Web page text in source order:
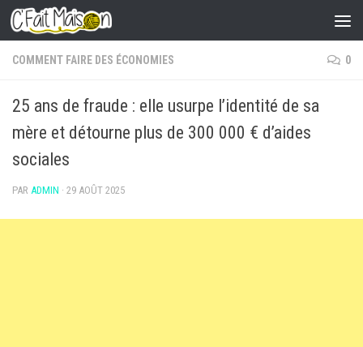
Skip to content
COMMENT FAIRE DES ÉCONOMIES 0
25 ans de fraude : elle usurpe l’identité de sa
mère et détourne plus de 300 000 € d’aides
sociales
PAR ADMIN · 29 AOÛT 2025